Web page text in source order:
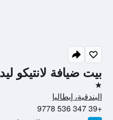
بيت ضيافة لانتيكو
نجمة واحدة
البندقية، إيطاليا
+39 347 536 9778